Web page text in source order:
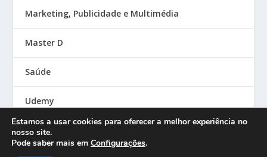
Marketing, Publicidade e Multimédia
Master D
Saúde
Udemy
Estamos a usar cookies para oferecer a melhor experiência no
nosso site.
Pode saber mais em Configurações.